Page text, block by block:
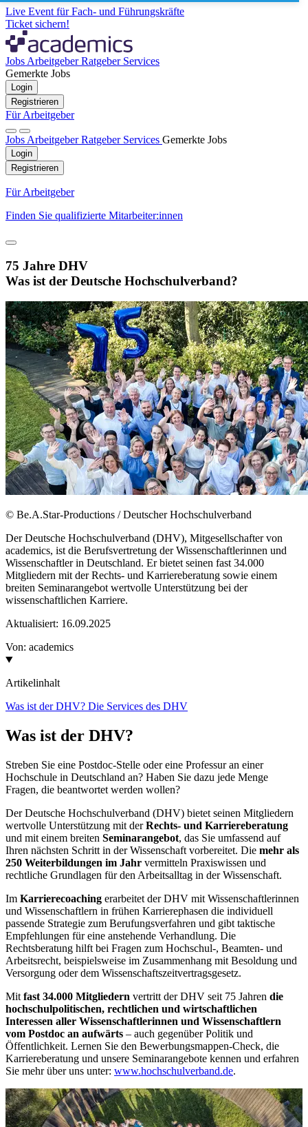
Live Event für Fach- und Führungskräfte
Ticket sichern!
Jobs ArbeitgeberRatgeber Services
Gemerkte Jobs
Login
Registrieren
Für Arbeitgeber
Jobs ArbeitgeberRatgeber Services Gemerkte Jobs
Login
Registrieren
Für Arbeitgeber
Finden Sie qualifizierte Mitarbeiter:innen
75 Jahre DHV
Was ist der Deutsche Hochschulverband?
© Be.A.Star-Productions / Deutscher Hochschulverband
Der Deutsche Hochschulverband (DHV), Mitgesellschafter von
academics, ist die Berufsvertretung der Wissenschaftlerinnen und
Wissenschaftler in Deutschland. Er bietet seinen fast 34.000
Mitgliedern mit der Rechts- und Karriereberatung sowie einem
breiten Seminarangebot wertvolle Unterstützung bei der
wissenschaftlichen Karriere.
Aktualisiert: 16.09.2025
Von: academics
Artikelinhalt
Was ist der DHV? Die Services des DHV
Was ist der DHV?
Streben Sie eine Postdoc-Stelle oder eine Professur an einer
Hochschule in Deutschland an? Haben Sie dazu jede Menge
Fragen, die beantwortet werden wollen?
Der Deutsche Hochschulverband (DHV) bietet seinen Mitgliedern
wertvolle Unterstützung mit derRechts- und Karriereberatung
und mit einem breiten Seminarangebot, das Sie umfassend auf
Ihren nächsten Schritt in der Wissenschaft vorbereitet. Die mehr als
250 Weiterbildungen im Jahr vermitteln Praxiswissen und
rechtliche Grundlagen für den Arbeitsalltag in der Wissenschaft.
Im Karrierecoaching erarbeitet der DHV mit Wissenschaftlerinnen
und Wissenschaftlern in frühen Karrierephasen die individuell
passende Strategie zum Berufungsverfahren und gibt taktische
Empfehlungen für eine anstehende Verhandlung. Die
Rechtsberatung hilft bei Fragen zum Hochschul-, Beamten- und
Arbeitsrecht, beispielsweise im Zusammenhang mit Besoldung und
Versorgung oder dem Wissenschaftszeitvertragsgesetz.
Mit fast 34.000 Mitgliedern vertritt der DHV seit 75 Jahren die
hochschulpolitischen, rechtlichen und wirtschaftlichen
Interessen aller Wissenschaftlerinnen und Wissenschaftlern
vom Postdoc an aufwärts – auch gegenüber Politik und
Öffentlichkeit. Lernen Sie den Bewerbungsmappen-Check, die
Karriereberatung und unsere Seminarangebote kennen und erfahren
Sie mehr über uns unter: www.hochschulverband.de.